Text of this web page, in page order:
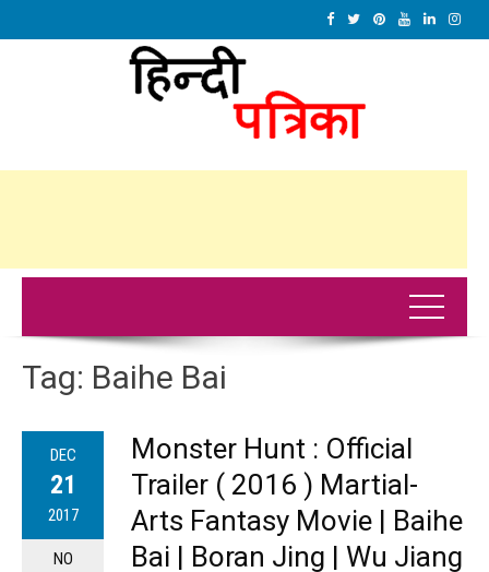
Tag: Baihe Bai
DEC
21
2017
NO
Monster Hunt : Official
Trailer ( 2016 ) Martial-
Arts Fantasy Movie | Baihe
Bai | Boran Jing | Wu Jiang